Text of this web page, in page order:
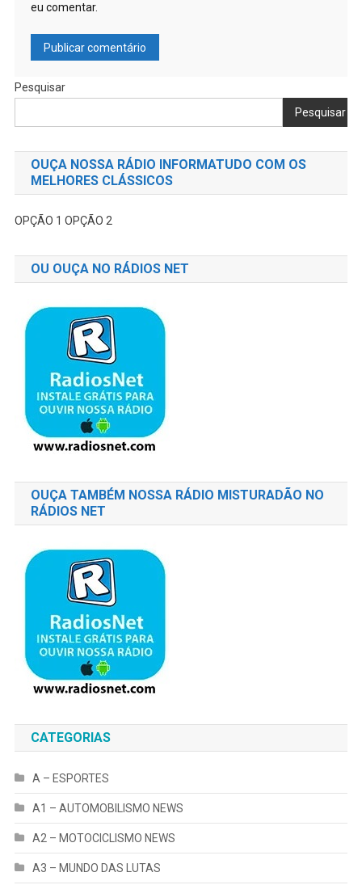
eu comentar.
Pesquisar
Pesquisar
OUÇA NOSSA RÁDIO INFORMATUDO COM OS
MELHORES CLÁSSICOS
OPÇÃO 1 OPÇÃO 2
OU OUÇA NO RÁDIOS NET
OUÇA TAMBÉM NOSSA RÁDIO MISTURADÃO NO
RÁDIOS NET
CATEGORIAS
A – ESPORTES
A1 – AUTOMOBILISMO NEWS
A2 – MOTOCICLISMO NEWS
A3 – MUNDO DAS LUTAS